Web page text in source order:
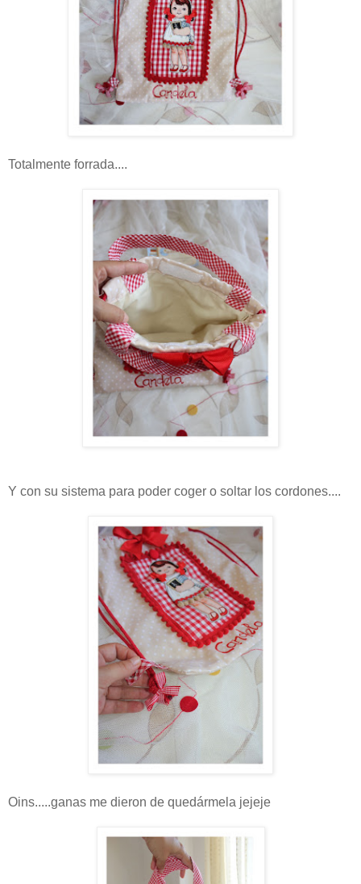
Totalmente forrada....
Y con su sistema para poder coger o soltar los cordones....
Oins.....ganas me dieron de quedármela jejeje